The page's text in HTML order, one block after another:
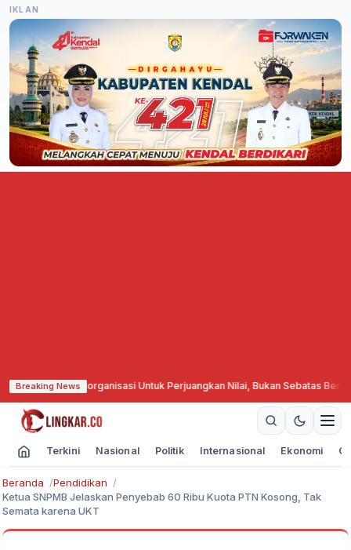
IKLAN
Breaking News
Berorganisasi Untuk Perjuangkan Nilai, Bukan Sebatas Berkumpul·GKR
Terkini Nasional Politik Internasional Ekonomi
Beranda
Pendidikan
Ketua SNPMB Jelaskan Penyebab 60 Ribu Kuota PTN Kosong, Tak
Semata karena UKT